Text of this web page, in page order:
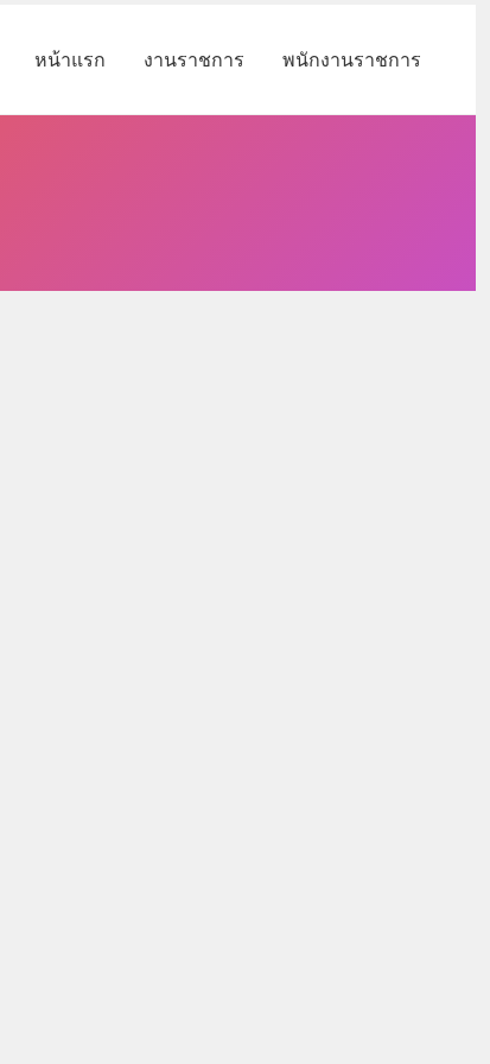
หน้าแรก งานราชการ พนักงานราชการ